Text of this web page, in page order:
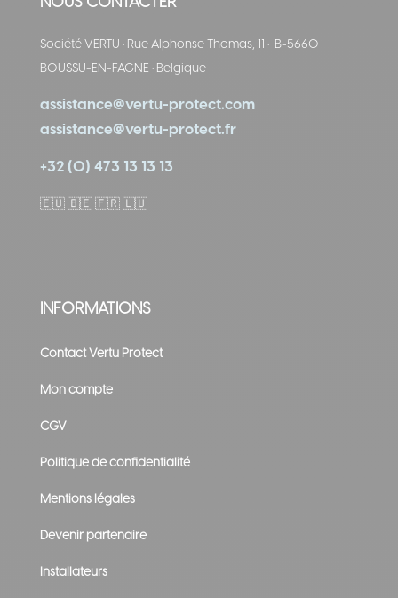
NOUS CONTACTER
Société VERTU ·Rue Alphonse Thomas, 11 · B-5660
BOUSSU-EN-FAGNE ·Belgique
assistance@vertu-protect.com
assistance@vertu-protect.fr
+32 (0) 473 13 13 13
🇪🇺 🇧🇪 🇫🇷 🇱🇺
INFORMATIONS
Contact Vertu Protect
Mon compte
CGV
Politique de confidentialité
Mentions légales
Devenir partenaire
Installateurs